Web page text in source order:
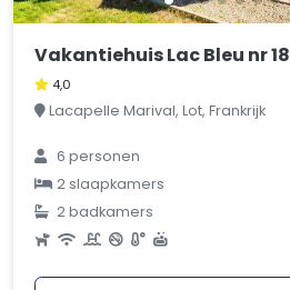
Vakantiehuis Lac Bleu nr 18
4,0
Lacapelle Marival, Lot, Frankrijk
6 personen
2 slaapkamers
2 badkamers